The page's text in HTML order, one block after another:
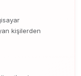
kişilerden